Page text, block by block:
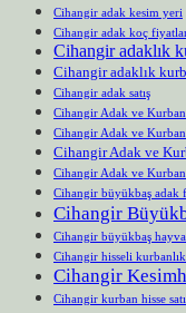
Cihangir adak kesim yeri
Cihangir adak koç
Cihangir adaklık
Cihangir adaklık
Cihangir adak satış
Cihangir Adak ve Kurban
Cihangir Adak ve
Cihangir Adak ve
Cihangir Adak ve
Cihangir büyükbaş adak
Cihangir
Cihangir büyükbaş
Cihangir hisseli kurbanlık
Cihangir
Cihangir kurban hisse